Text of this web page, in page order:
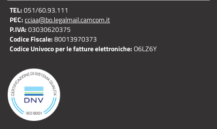
TEL:051/60.93.111
PEC:cciaa@bo.legalmail.camcom.it
P.IVA:03030620375
Codice Fiscale:80013970373
Codice Univoco per le fatture elettroniche:O6LZ6Y